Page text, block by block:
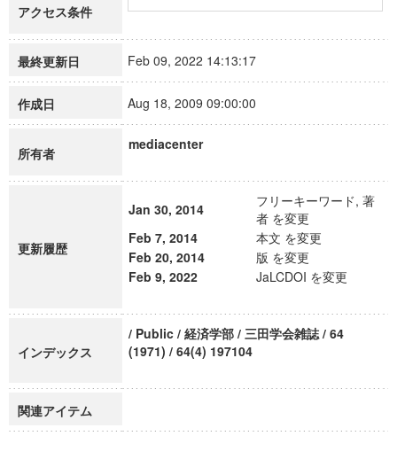
アクセス条件
最終更新日 Feb 09, 2022 14:13:17
作成日 Aug 18, 2009 09:00:00
所有者
mediacenter
更新履歴
Jan 30, 2014
フリーキーワード, 著
者 を変更
Feb 7, 2014
本文 を変更
Feb 20, 2014
版 を変更
Feb 9, 2022
JaLCDOI を変更
インデックス
/ Public / 経済学部 / 三田学会雑誌 / 64
(1971) / 64(4) 197104
関連アイテム